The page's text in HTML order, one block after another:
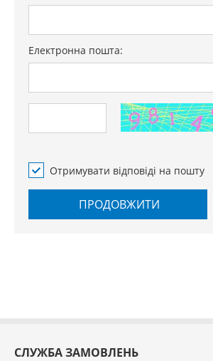
Електронна пошта:
Отримувати відповіді на пошту
ПРОДОВЖИТИ
СЛУЖБА ЗАМОВЛЕНЬ